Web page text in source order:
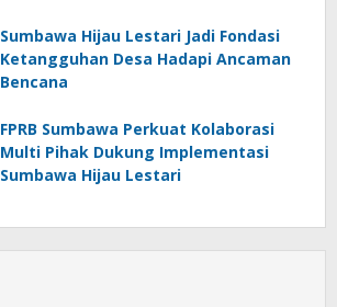
Sumbawa Hijau Lestari Jadi Fondasi
Ketangguhan Desa Hadapi Ancaman
Bencana
FPRB Sumbawa Perkuat Kolaborasi
Multi Pihak Dukung Implementasi
Sumbawa Hijau Lestari